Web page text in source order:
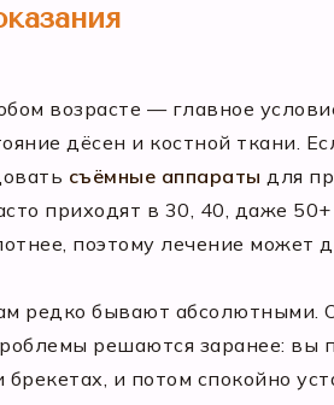
возрасте — главное
дёсен и костной ткани.
съёмные аппараты для
приходят в 30, 40, даже
поэтому лечение
редко бывают абсолютными.
решаются заранее:
и потом спокойно